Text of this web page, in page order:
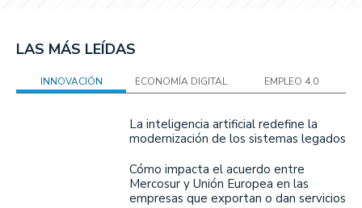
LAS MÁS LEÍDAS
INNOVACIÓN ECONOMÍA DIGITAL EMPLEO 4.0
La inteligencia artificial redefine la
modernización de los sistemas legados
Cómo impacta el acuerdo entre
Mercosur y Unión Europea en las
empresas que exportan o dan servicios